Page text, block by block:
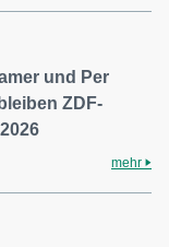
und Per
ZDF-
mehr